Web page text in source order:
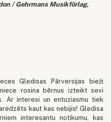
/ Gehrmans Musikförlag,
Gledisas Pārversijas bieži
rosina bērnus izteikt sevi
Ar interesi un entuziasmu tiek
kaut kas nebijis! Gledisa
interesantu notikumu, kas